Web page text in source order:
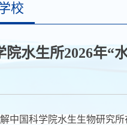
校
院水生所2026年“
中国科学院水生生物研究